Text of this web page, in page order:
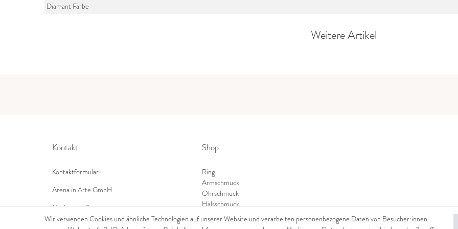
Diamant Farbe
Weitere Artikel
Kontakt
Kontaktformular
Arena in Arte GmbH
Marktgasse 2,
8600 Dübendorf
Shop
Ring
Armschmuck
Ohrschmuck
Halsschmuck
Wir verwenden Cookies und ähnliche Technologien auf unserer Website und verarbeiten personenbezogene Daten von Besucher:innen